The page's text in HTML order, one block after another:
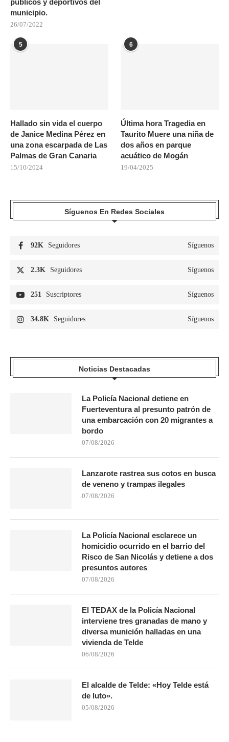
municipio.
26/07/2022
5
Hallado sin vida el cuerpo
de Janice Medina Pérez en
una zona escarpada de Las
Palmas de Gran Canaria
15/10/2024
6
Última hora Tragedia en
Taurito Muere una niña de
dos años en parque
acuático de Mogán
19/04/2025
Síguenos En Redes Sociales
92K Seguidores Síguenos
2.3K Seguidores Síguenos
251 Suscriptores Síguenos
34.8K Seguidores Síguenos
Noticias Destacadas
La Policía Nacional detiene en
Fuerteventura al presunto patrón de
una embarcación con 20 migrantes a
bordo
07/08/2026
Lanzarote rastrea sus cotos en busca
de veneno y trampas ilegales
07/08/2026
La Policía Nacional esclarece un
homicidio ocurrido en el barrio del
Risco de San Nicolás y detiene a dos
presuntos autores
07/08/2026
El TEDAX de la Policía Nacional
interviene tres granadas de mano y
diversa munición halladas en una
vivienda de Telde
06/08/2026
El alcalde de Telde: «Hoy Telde está
de luto».
05/08/2026